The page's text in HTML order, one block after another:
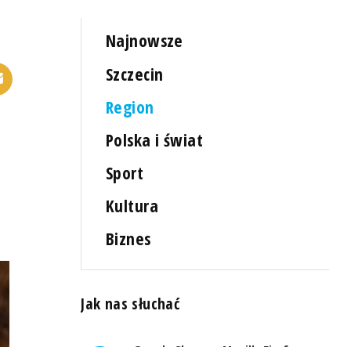
Najnowsze
Szczecin
Region
Polska i świat
Sport
Kultura
Biznes
Jak nas słuchać